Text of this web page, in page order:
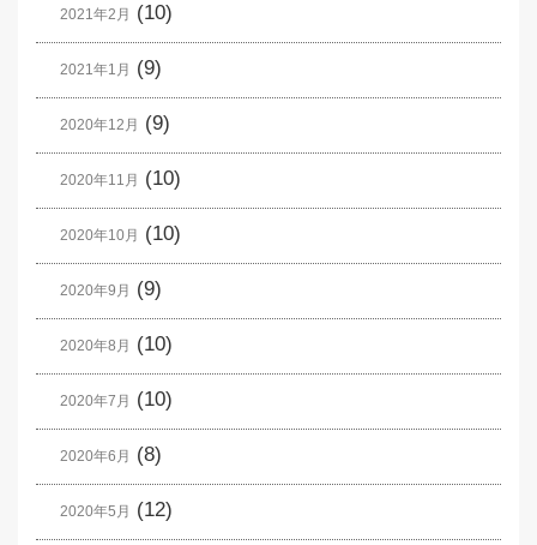
2021年2月 (10)
2021年1月 (9)
2020年12月 (9)
2020年11月 (10)
2020年10月 (10)
2020年9月 (9)
2020年8月 (10)
2020年7月 (10)
2020年6月 (8)
2020年5月 (12)